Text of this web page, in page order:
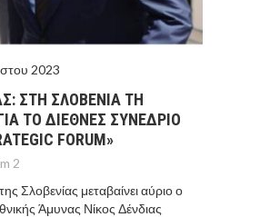
2023
ΣΤΗ ΣΛΟΒΕΝΙΑ ΤΗ
ΤΟ ΔΙΕΘΝΕΣ ΣΥΝΕΔΡΙΟ
FORUM»
2
Σλοβενίας μεταβαίνει αύριο ο
Άμυνας Νίκος Δένδιας